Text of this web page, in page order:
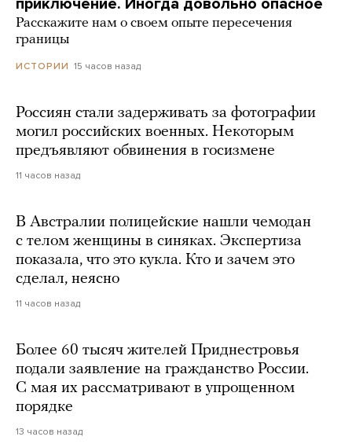
Расскажите нам о своем опыте пересечения
границы
ИСТОРИИ 15 часов назад
Россиян стали задерживать за фотографии
могил российских военных. Некоторым
предъявляют обвинения в госизмене
11 часов назад
В Австралии полицейские нашли чемодан
с телом женщины в синяках. Экспертиза
показала, что это кукла. Кто и зачем это
сделал, неясно
11 часов назад
Более 60 тысяч жителей Приднестровья
подали заявление на гражданство России.
С мая их рассматривают в упрощенном
порядке
13 часов назад